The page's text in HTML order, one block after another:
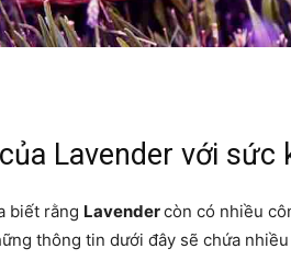
Lavender với sức
biết rằng Lavendercòn có nhiều
thông tin dưới đây sẽ chứa